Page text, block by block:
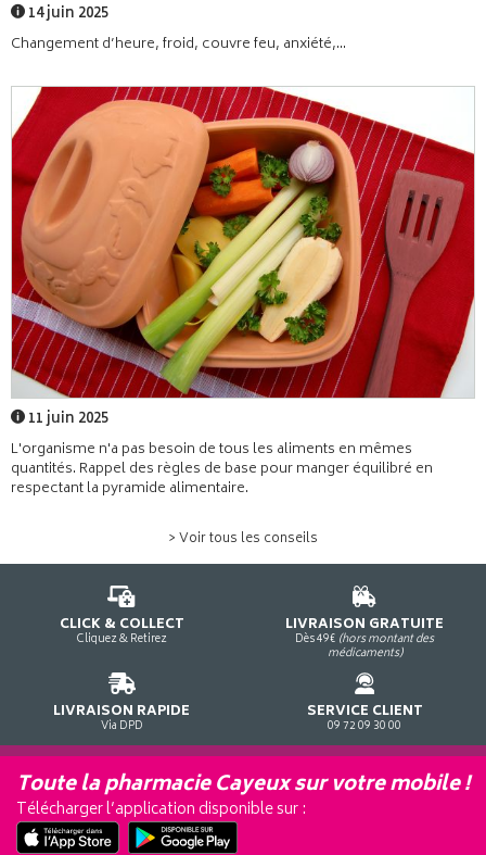
14 juin 2025
Changement d’heure, froid, couvre feu, anxiété,...
11 juin 2025
L'organisme n'a pas besoin de tous les aliments en mêmes
quantités. Rappel des règles de base pour manger équilibré en
respectant la pyramide alimentaire.
> Voir tous les conseils
CLICK & COLLECT
Cliquez & Retirez
LIVRAISON GRATUITE
Dès 49€ (hors montant des
médicaments)
LIVRAISON RAPIDE
Via DPD
SERVICE CLIENT
09 72 09 30 00
Toute la pharmacie Cayeux sur votre mobile !
Télécharger l’application disponible sur :